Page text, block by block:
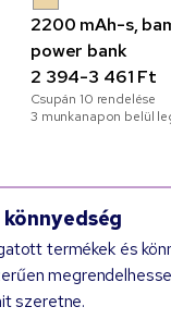
2200 mAh-s,
power bank
2 394-3 461 Ft
Csupán 10 rendelése
3 munkanapon belül
termékek és
szeretne.